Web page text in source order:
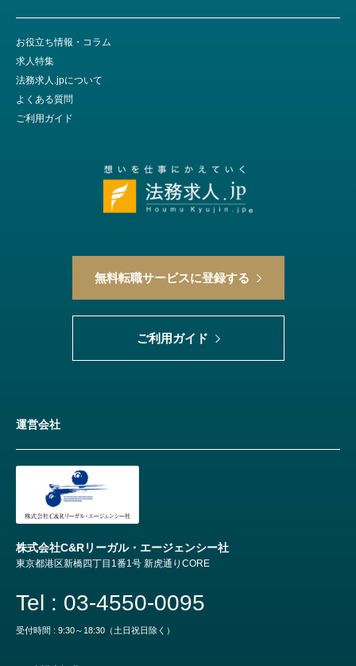
無料転職サービスに登録する
ご利用ガイド
運営会社
株式会社C&Rリーガル・エージェンシー社
東京都港区新橋四丁目1番1号 新虎通りCORE
Tel : 03-4550-0095
受付時間 : 9:30～18:30（土日祝日除く）
お役立ち情報・コラム
求人特集
法務求人.jpについて
よくある質問
ご利用ガイド